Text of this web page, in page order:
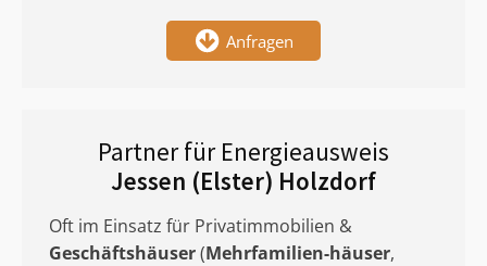
Anfragen
Partner für Energieausweis
Jessen (Elster) Holzdorf
Oft im Einsatz für Privatimmobilien &
Geschäftshäuser(Mehrfamilien-häuser,